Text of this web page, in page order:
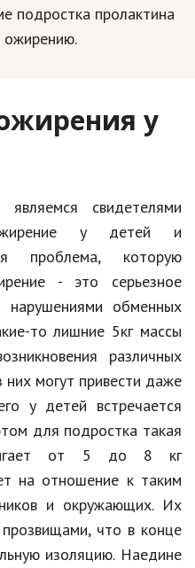
подростка пролактина
ожирению.
у
свидетелями
у детей и
проблема, которую
- это серьезное
нарушениями обменных
то лишние 5кг массы
различных
могут привести даже
у детей встречается
для подростка такая
от 5 до 8 кг
на отношение к таким
и окружающих. Их
что в конце
изоляцию. Наедине